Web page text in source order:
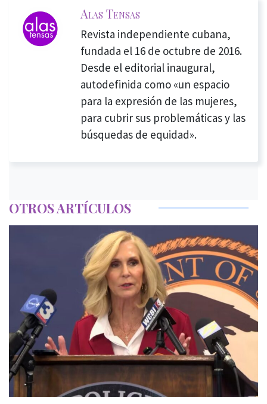
Alas Tensas
Revista independiente cubana,
fundada el 16 de octubre de 2016.
Desde el editorial inaugural,
autodefinida como «un espacio
para la expresión de las mujeres,
para cubrir sus problemáticas y las
búsquedas de equidad».
OTROS ARTÍCULOS